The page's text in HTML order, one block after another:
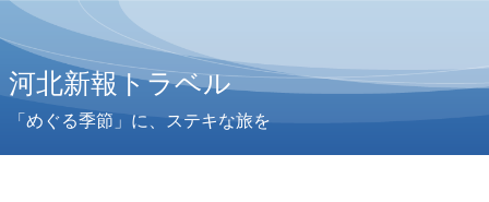
河北新報トラベル
「めぐる季節」に、ステキな旅を